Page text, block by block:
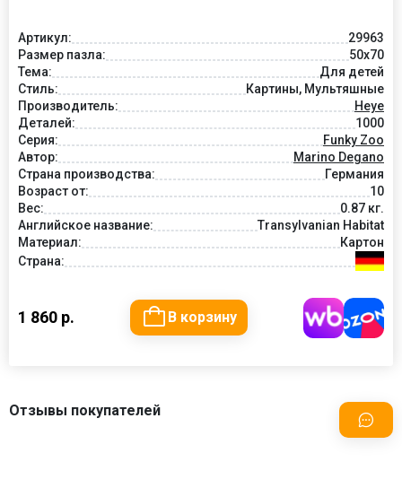
Артикул:
29963
Размер пазла:
50x70
Тема:
Для детей
Стиль:
Картины, Мультяшные
Производитель:
Heye
Деталей:
1000
Серия:
Funky Zoo
Автор:
Marino Degano
Страна производства:
Германия
Возраст от:
10
Вес:
0.87 кг.
Английское название:
Transylvanian Habitat
Материал:
Картон
Страна:
1 860 р. В корзину
Отзывы покупателей